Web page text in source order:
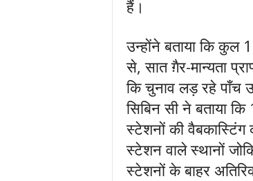
हैं।
उन्होंने बताया कि कुल
से, सात ग़ैर-मान्यता
कि चुनाव लड़ रहे पाँच
सिबिन सी ने बताया
स्टेशनों की वैबकास्टिंग
स्टेशन वाले स्थानों
स्टेशनों के बाहर